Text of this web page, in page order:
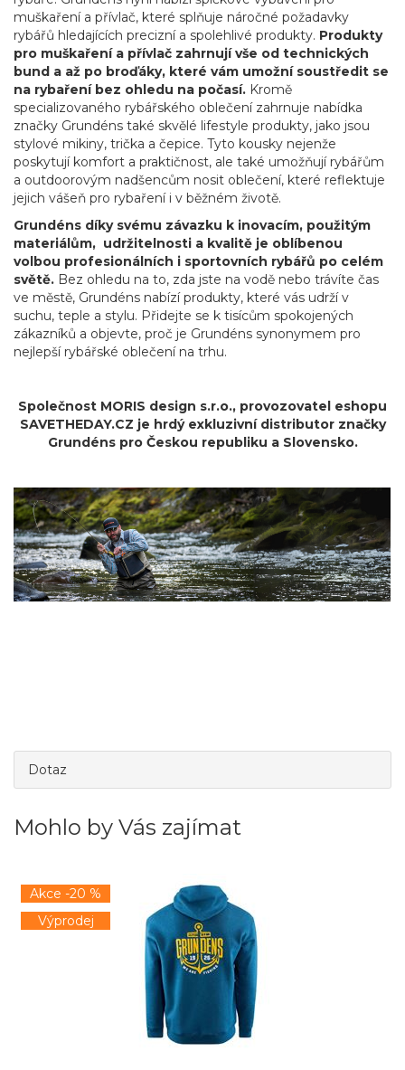
muškaření a přívlač, které splňuje náročné požadavky
rybářů hledajících precizní a spolehlivé produkty. Produkty
pro muškaření a přívlač zahrnují vše od technických
bund a až po broďáky, které vám umožní soustředit se
na rybaření bez ohledu na počasí. Kromě
specializovaného rybářského oblečení zahrnuje nabídka
značky Grundéns také skvělé lifestyle produkty, jako jsou
stylové mikiny, trička a čepice. Tyto kousky nejenže
poskytují komfort a praktičnost, ale také umožňují rybářům
a outdoorovým nadšencům nosit oblečení, které reflektuje
jejich vášeň pro rybaření i v běžném životě.
Grundéns díky svému závazku k inovacím, použitým
materiálům, udržitelnosti a kvalitě je oblíbenou
volbou profesionálních i sportovních rybářů po celém
světě. Bez ohledu na to, zda jste na vodě nebo trávíte čas
ve městě, Grundéns nabízí produkty, které vás udrží v
suchu, teple a stylu. Přidejte se k tisícům spokojených
zákazníků a objevte, proč je Grundéns synonymem pro
nejlepší rybářské oblečení na trhu.
Společnost MORIS design s.r.o., provozovatel eshopu
SAVETHEDAY.CZ je hrdý exkluzivní distributor značky
Grundéns pro Českou republiku a Slovensko.
Dotaz
Mohlo by Vás zajímat
Akce -20 %
Výprodej